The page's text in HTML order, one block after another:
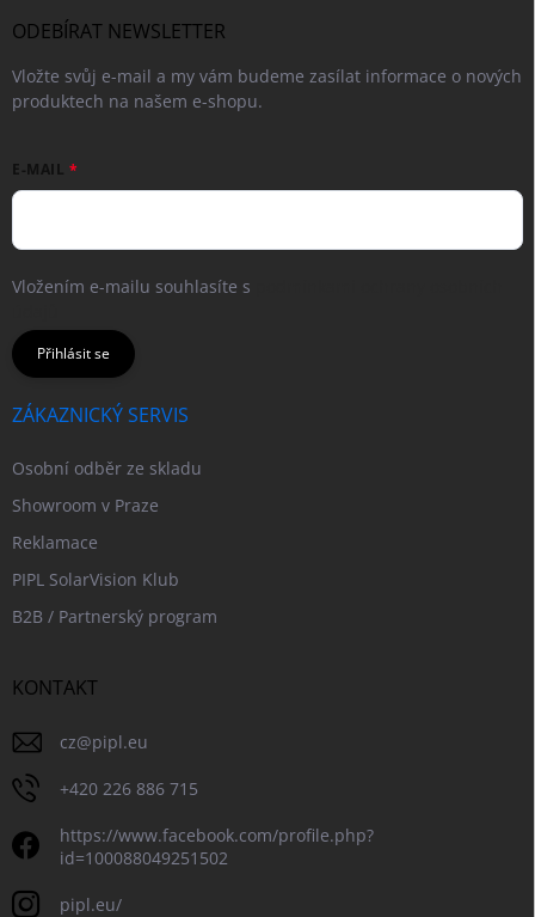
ODEBÍRAT NEWSLETTER
Vložte svůj e-mail a my vám budeme zasílat informace o nových
produktech na našem e-shopu.
E-MAIL
Vložením e-mailu souhlasíte s
Přihlásit se
ZÁKAZNICKÝ SERVIS
Osobní odběr ze skladu
Showroom v Praze
Reklamace
PIPL SolarVision Klub
B2B / Partnerský program
KONTAKT
cz@pipl.eu
+420 226 886 715
https://www.facebook.com/profile.php?
id=100088049251502
pipl.eu/